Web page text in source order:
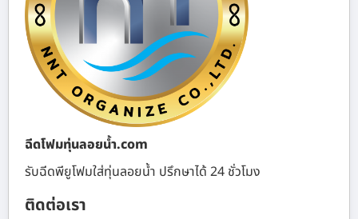
ฉีดโฟมทุ่นลอยน้ำ.com
รับฉีดพียูโฟมใส่ทุ่นลอยน้ำ ปรึกษาได้ 24 ชั่วโมง
ติดต่อเรา